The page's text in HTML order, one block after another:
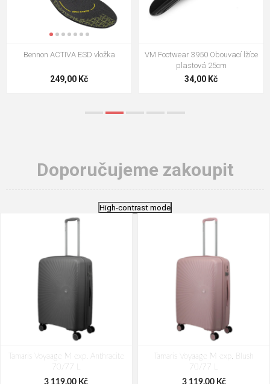
VM Footwear 3009 Vkládací stélka
124,00 Kč
VM Footwear 3102 Tkaničky
ploché
18,70 Kč
Doporučujeme zakoupit
High-contrast mode
Tamaris Voyaage M exp. Anthracite
70/77 L
3 119,00 Kč
Tamaris Voyaage M exp. Blush
70/77 L
3 119,00 Kč